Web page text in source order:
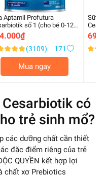
Aptamil Profutura
số 1 (cho bé 0-12
800g
(3109) 171
Mua ngay
Sữa
Xếp
có
trẻ sinh mổ?
các dưỡng chất cần thiết
đặc điểm riêng của trẻ
QUYỀN kết hợp lợi
chất xơ Prebiotics